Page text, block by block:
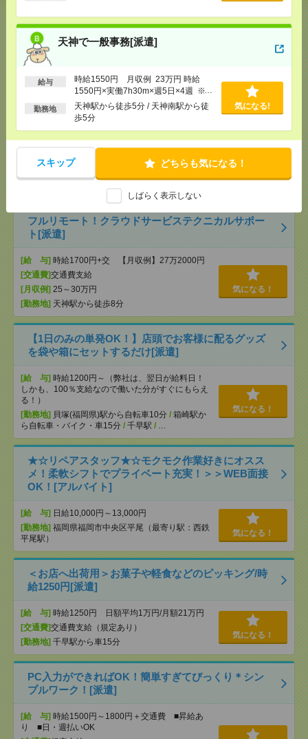
天神で一般事務[派遣]
給与
時給1550円 月収例 23万円 時給
1550円×実働7h30m×週5日×4週 ※月
収例を保証するものではありません。
※給与即受取りサービス利用可（利用
勤務地
天神駅から徒歩5分 / 天神南駅から徒
歩5分
気になる!
スキップ どちらも気になる！
しばらく表示しない
OK ■扶養内OK ■日収1万400円以上
[交通費]
[勤務地]
天神駅 /天神南駅 /西鉄平尾駅
天神で一般事務[派遣]
[給 与]時給1550円 月収例 23万円 時給1550円×
実働7h30m×週5日×4週 ※月収例を保証するもので
はありません。※給与即受取りサービス利用可（利
用条件有）
[交通費]1ヶ月3万円を上限として実費支給
フルリモート！クラウドサービステクニカルサポー
ト[派遣]
[給 与] 時給1700円+交 【月収例】27万2000円
[交通費]交通費支給
[月収例] 25～30万円
[勤務地] 天神駅から徒歩8分
気になる！
【1日のみの単発OK！】店頭でお客様に配るグッズ
を袋や箱にセットするだけ[派遣]
[給 与] 時給1200円～（弊社は、翌日が給料日！
しかも、100％支給なので働いた分がすぐにもらえ
る！）
[勤務地] 貝塚(福岡県)駅から自転車10分 / 箱崎駅か
ら自転車・バイク・車15分 / 千早駅 / …
気になる！
★☆リペアスタッフ★☆モクモク作業好きにオスス
メ！柔軟シフトでプライベート充実！＞＞WEB面接
OK！[アルバイト]
[給 与] 日給10,000円～13,000円
[勤務地] 福岡県福岡市中央区平尾（最寄り駅：西鉄
平尾駅）
気になる！
＜お店へ出荷用＞お菓子や軽食などのピッキング/時
給1250円[派遣]
[給 与] 時給1250円 日額平均1万円/月額21万円
[交通費]交通費支給（規定あり）
[勤務地] 千早駅から車15分
気になる！
PC入力ができればOK！簡単すぎてびっくり＊シン
プルワーク！[派遣]
[給 与] 時給1500円～1800円＋交通費 ■昇給あ
り ■日・週払いOK